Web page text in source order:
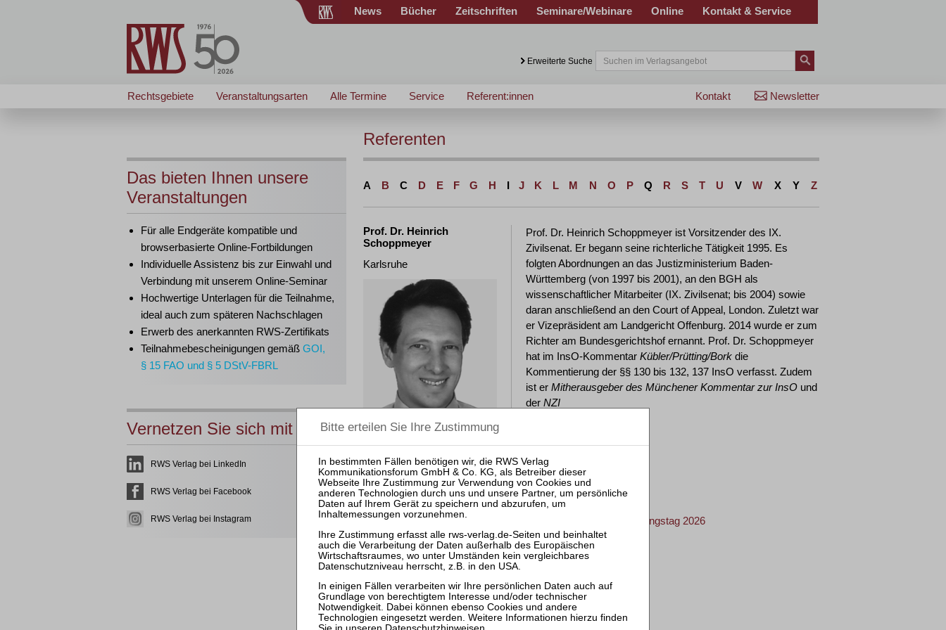
News Bücher Zeitschriften Seminare/Webinare Online Kontakt & Service
Erweiterte Suche
Rechtsgebiete Veranstaltungsarten Alle Termine Service Referent:innen Newsletter
Kontakt
Das bieten Ihnen unsere
Veranstaltungen
Für alle Endgeräte kompatible und
browserbasierte Online-Fortbildungen
Individuelle Assistenz bis zur Einwahl und
Verbindung mit unserem Online-Seminar
Hochwertige Unterlagen für die Teilnahme,
ideal auch zum späteren Nachschlagen
Erwerb des anerkannten RWS-Zertifikats
Teilnahmebescheinigungen gemäß GOI,
§ 15 FAO und § 5 DStV-FBRL
Vernetzen Sie sich mit uns
RWS Verlag bei LinkedIn
RWS Verlag bei Facebook
RWS Verlag bei Instagram
Referenten
A B C D E F G H I J K L M N O P Q R S T U V W X Y Z
Prof. Dr. Heinrich
Schoppmeyer
Karlsruhe
Prof. Dr. Heinrich Schoppmeyer ist Vorsitzender des IX.
Zivilsenat. Er begann seine richterliche Tätigkeit 1995. Es
folgten Abordnungen an das Justizministerium Baden-
Württemberg (von 1997 bis 2001), an den BGH als
wissenschaftlicher Mitarbeiter (IX. Zivilsenat; bis 2004) sowie
daran anschließend an den Court of Appeal, London. Zuletzt war
er Vizepräsident am Landgericht Offenburg. 2014 wurde er zum
Richter am Bundesgerichtshof ernannt. Prof. Dr. Schoppmeyer
hat im InsO-Kommentar Kübler/Prütting/Bork die
Kommentierung der §§ 130 bis 132, 137 InsO verfasst. Zudem
ist er Mitherausgeber des Münchener Kommentar zur InsO und
der NZI
Veranstaltungen bei RWS
13.11.2026, Hamburg: Praktiker-Seminar Hamburger Anfechtungstag 2026
zurück